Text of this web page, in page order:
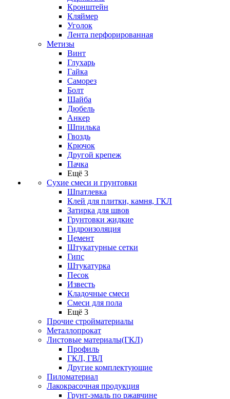
Кронштейн
Кляймер
Уголок
Лента перфорированная
Метизы
Винт
Глухарь
Гайка
Саморез
Болт
Шайба
Дюбель
Анкер
Шпилька
Гвоздь
Крючок
Другой крепеж
Пачка
Ещё 3
Сухие смеси и грунтовки
Шпатлевка
Клей для плитки, камня, ГКЛ
Затирка для швов
Грунтовки жидкие
Гидроизоляция
Цемент
Штукатурные сетки
Гипс
Штукатурка
Песок
Известь
Кладочные смеси
Смеси для пола
Ещё 3
Прочие стройматериалы
Металлопрокат
Листовые материалы(ГКЛ)
Профиль
ГКЛ, ГВЛ
Другие комплектующие
Пиломатериал
Лакокрасочная продукция
Грунт-эмаль по ржавчине